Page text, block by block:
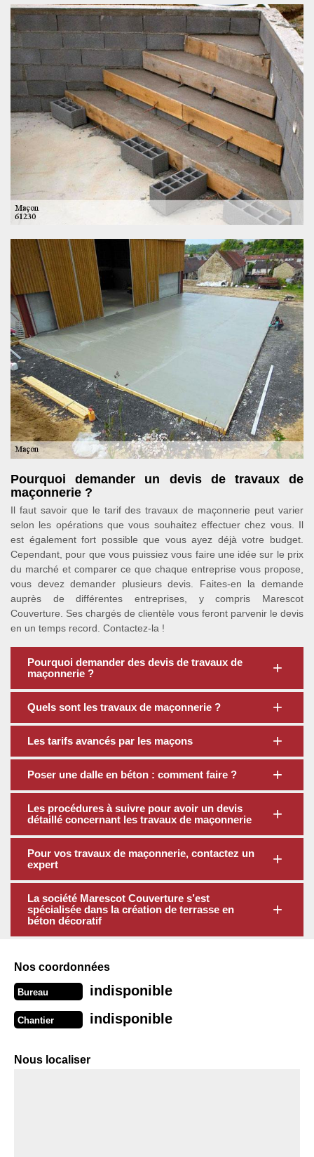
Pourquoi demander un devis de travaux de
maçonnerie ?
Il faut savoir que le tarif des travaux de maçonnerie peut varier
selon les opérations que vous souhaitez effectuer chez vous. Il
est également fort possible que vous ayez déjà votre budget.
Cependant, pour que vous puissiez vous faire une idée sur le prix
du marché et comparer ce que chaque entreprise vous propose,
vous devez demander plusieurs devis. Faites-en la demande
auprès de différentes entreprises, y compris Marescot
Couverture. Ses chargés de clientèle vous feront parvenir le devis
en un temps record. Contactez-la !
Pourquoi demander des devis de travaux de
maçonnerie ?
Quels sont les travaux de maçonnerie ?
Les tarifs avancés par les maçons
Poser une dalle en béton : comment faire ?
Les procédures à suivre pour avoir un devis
détaillé concernant les travaux de maçonnerie
Pour vos travaux de maçonnerie, contactez un
expert
La société Marescot Couverture s’est
spécialisée dans la création de terrasse en
béton décoratif
Nos coordonnées
Bureau indisponible
Chantier indisponible
Nous localiser